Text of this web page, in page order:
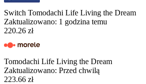
Switch Tomodachi Life Living the Dream
Zaktualizowano: 1 godzina temu
220.26 zł
Tomodachi Life Living the Dream
Zaktualizowano: Przed chwilą
223.66 zł